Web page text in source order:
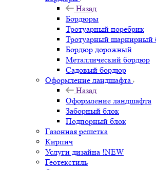
Назад
Бордюры
Тротуарный поребрик
Тротуарный шарнирный
Бордюр дорожный
Металлический бордюр
Садовый бордюр
Оформление ландшафта
Назад
Оформление ландшафта
Заборный блок
Подпорный блок
Газонная решетка
Кирпич
Услуги дизайна !NEW
Геотекстиль